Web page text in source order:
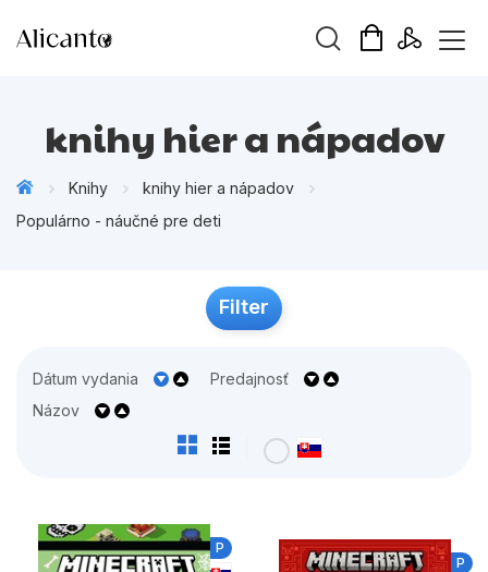
Beletria pre deti
Beletria pre dospelých
Darčekové publikácie
Doplnkový sortiment
Hobby
Kalendáre, diáre
Počítače
knihy hier a nápadov
Knihy
knihy hier a nápadov
Populárno - náučné pre deti
Filter
Dátum vydania
Predajnosť
Názov
P
P